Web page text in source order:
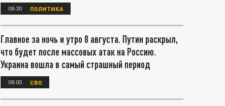
08:30 ПОЛИТИКА
Главное за ночь и утро 8 августа. Путин раскрыл,
что будет после массовых атак на Россию.
Украина вошла в самый страшный период
08:00 СВО